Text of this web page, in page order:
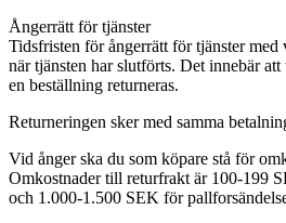
Ångerrätt för tjänster
Tidsfristen för ångerrätt för tjänster med
när tjänsten har slutförts. Det innebär att
en beställning returneras.
Returneringen sker med samma
Vid ånger ska du som köpare stå för
Omkostnader till returfrakt är 100-199
och 1.000-1.500 SEK för